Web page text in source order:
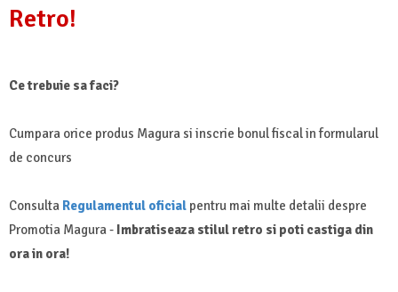
Retro!
Ce trebuie sa faci?
Cumpara orice produs Magura si inscrie bonul fiscal in formularul
de concurs
Consulta Regulamentul oficial pentru mai multe detalii despre
Promotia Magura - Imbratiseaza stilul retro si poti castiga din
ora in ora!